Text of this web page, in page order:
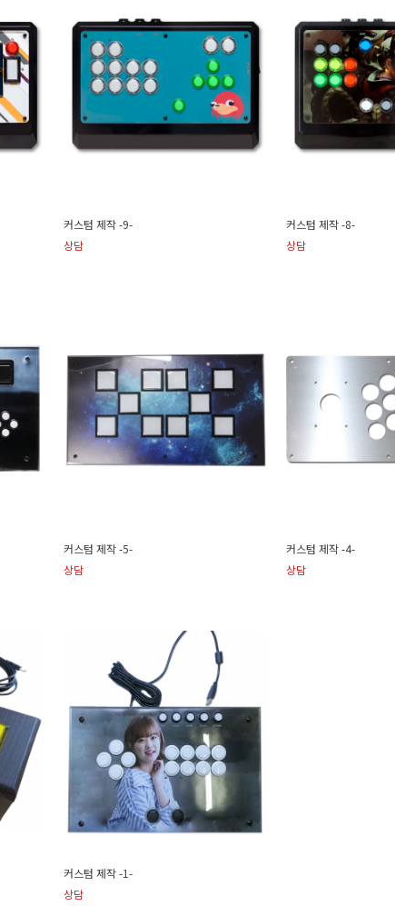
커스텀 제작 -9-
상담
커스텀 제작 -8-
상담
커스텀 제작 -5-
상담
커스텀 제작 -4-
상담
커스텀 제작 -1-
상담